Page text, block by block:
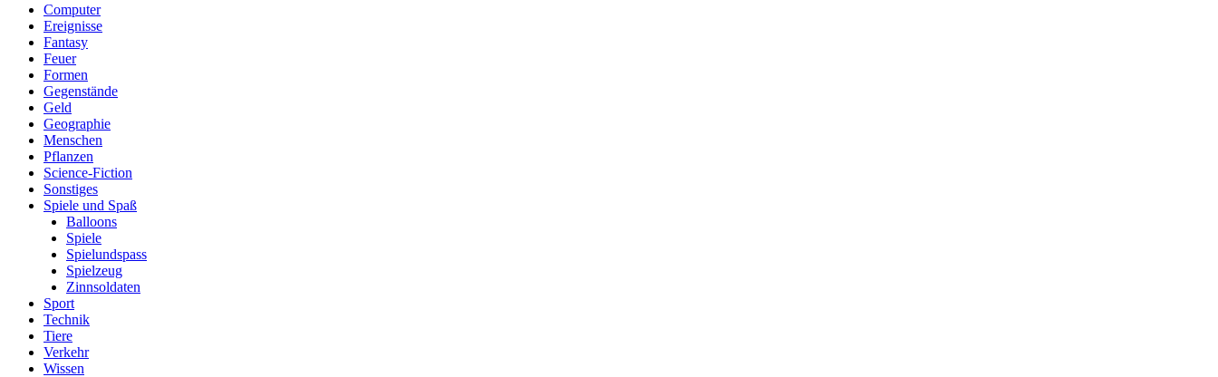
Computer
Ereignisse
Fantasy
Feuer
Formen
Gegenstände
Geld
Geographie
Menschen
Pflanzen
Science-Fiction
Sonstiges
Spiele und Spaß
Balloons
Spiele
Spielundspass
Spielzeug
Zinnsoldaten
Sport
Technik
Tiere
Verkehr
Wissen